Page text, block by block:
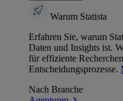
Warum Statista
Erfahren Sie, warum
Daten und Insights ist.
für effiziente
Entscheidungsprozesse.
Nach Branche